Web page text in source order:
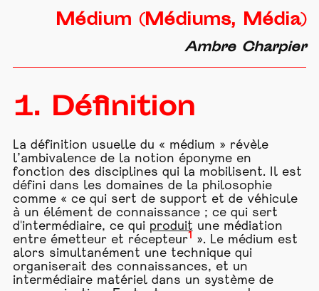
1. Définition
La définition usuelle du « médium » révèle
l’ambivalence de la notion éponyme en
fonction des disciplines qui la mobilisent. Il est
défini dans les domaines de la philosophie
comme « ce qui sert de support et de véhicule
à un élément de connaissance ; ce qui sert
d'intermédiaire, ce qui produit une médiation
entre émetteur et récepteur1
». Le médium est
alors simultanément une technique qui
organiserait des connaissances, et un
intermédiaire matériel dans un système de
Médium (Médiums, Média)
Ambre Charpier